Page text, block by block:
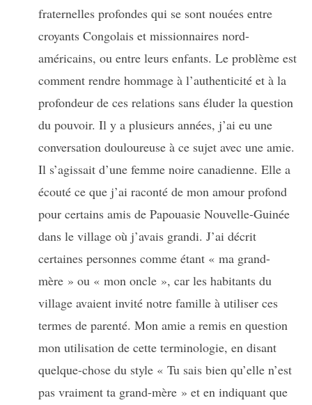
fraternelles profondes qui se sont nouées entre
croyants Congolais et missionnaires nord-
américains, ou entre leurs enfants. Le problème est
comment rendre hommage à l’authenticité et à la
profondeur de ces relations sans éluder la question
du pouvoir. Il y a plusieurs années, j’ai eu une
conversation douloureuse à ce sujet avec une amie.
Il s’agissait d’une femme noire canadienne. Elle a
écouté ce que j’ai raconté de mon amour profond
pour certains amis de Papouasie Nouvelle-Guinée
dans le village où j’avais grandi. J’ai décrit
certaines personnes comme étant « ma grand-
mère » ou « mon oncle », car les habitants du
village avaient invité notre famille à utiliser ces
termes de parenté. Mon amie a remis en question
mon utilisation de cette terminologie, en disant
quelque-chose du style « Tu sais bien qu’elle n’est
pas vraiment ta grand-mère » et en indiquant que